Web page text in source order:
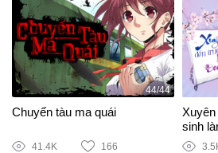
44/44
Chuyến tàu ma quái
41.4K 166
sinh